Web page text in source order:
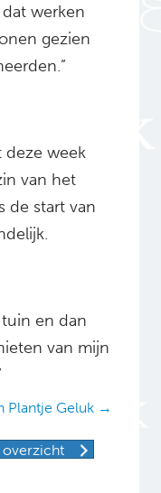
werken
gezien
deze week
van het
de start van
en dan
van mijn
Plantje Geluk →
overzicht